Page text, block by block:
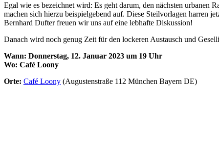
Egal wie es bezeichnet wird: Es geht darum, den nächsten urbanen
machen sich hierzu beispielgebend auf. Diese Steilvorlagen harren
Bernhard Dufter freuen wir uns auf eine lebhafte Diskussion!
Danach wird noch genug Zeit für den lockeren Austausch und
Wann: Donnerstag, 12. Januar 2023 um 19 Uhr
Wo: Café Loony
Orte: Café Loony (Augustenstraße 112 München Bayern DE)